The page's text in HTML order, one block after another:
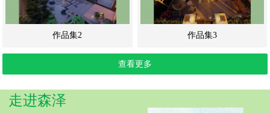
作品集2 作品集3
查看更多
走进森泽